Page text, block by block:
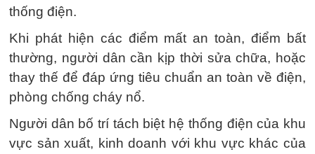
thống điện.
Khi phát hiện các điểm mất an toàn, điểm bất
thường, người dân cần kịp thời sửa chữa, hoặc
thay thế để đáp ứng tiêu chuẩn an toàn về điện,
phòng chống cháy nổ.
Người dân bố trí tách biệt hệ thống điện của khu
vực sản xuất, kinh doanh với khu vực khác của